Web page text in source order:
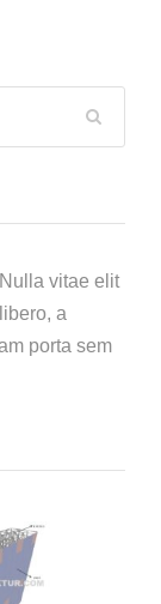
vitae elit
a
porta sem